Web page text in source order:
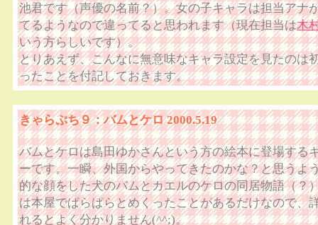
池君です（声優の名前？）。女の子キャラは担当アナ
てるようなので違ってると思われます（現在担当は木
いう方らしいです）。
とりあえず、こんなに無意味なキャラ設定を見たのは
ったことを付記しておきます。
きゃらぷち９：バムとケロ 2000.5.19
バムとケロは島田ゆかさんという方の絵本に登場する
ーです。一瞬、外国からやってきたのかな？と思うよ
的な顔をした犬のバムとカエルのケロの同居物語（？
は本屋でぱらぱらとめくったことがあるだけなので、
れるとよく分かりません(^^;)。